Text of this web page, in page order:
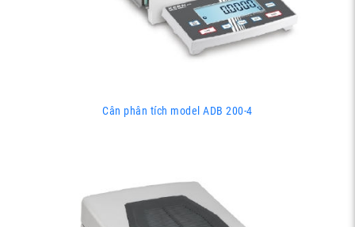
Cân phân tích model ADB 200-4